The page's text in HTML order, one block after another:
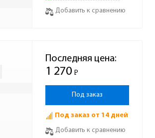
Добавить к сравнению
Последняя цена:
1 270 Р
-
Под заказ
Под заказ от 14 дней
Добавить к сравнению